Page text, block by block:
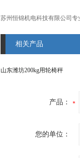
苏州恒锦机电科技有限公司
相关产品
山东潍坊200kg用轮椅秤
产品：
您的单位：